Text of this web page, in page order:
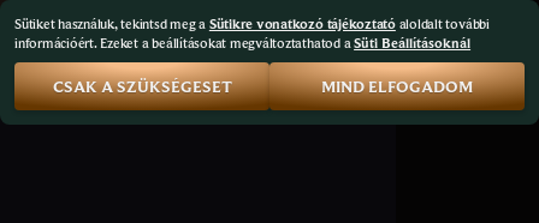
Sütiket használuk, tekintsd meg a Sütikre vonatkozó tájékoztatóaloldalt további
információért. Ezeket a beállításokat megváltoztathatod aSüti Beállításoknál
CSAK A SZÜKSÉGESET MIND ELFOGADOM